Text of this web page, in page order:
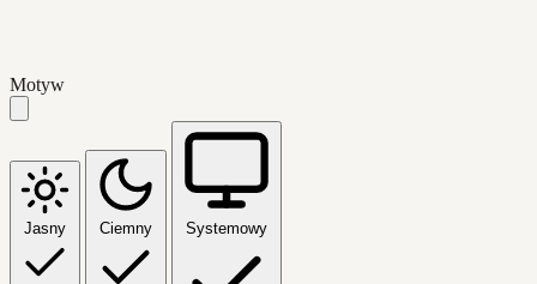
Motyw
Jasny Ciemny Systemowy